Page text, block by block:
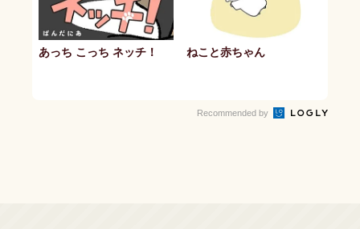
あっち こっち ネッチ！ ねこと赤ちゃん
Recommended by